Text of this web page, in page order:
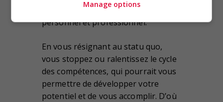
de vous faire évoluer sur les plans
personnel et professionnel.
En vous résignant au statu quo,
vous stoppez ou ralentissez le cycle
des compétences, qui pourrait vous
permettre de développer votre
potentiel et de vous accomplir. D’où
Manage options